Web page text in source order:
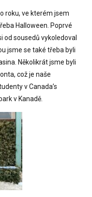
roku, ve kterém jsem
Halloween. Poprvé
od sousedů vykoledoval
jsme se také třeba byli
Několikrát jsme byli
což je naše
v Canada’s
v Kanadě.